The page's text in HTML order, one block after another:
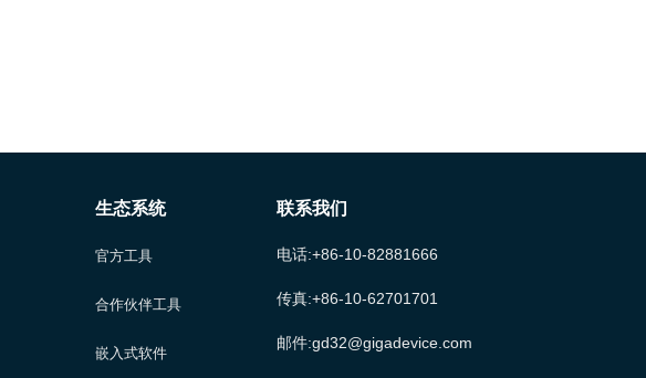
生态系统
官方工具
合作伙伴工具
嵌入式软件
联系我们
电话:+86-10-82881666
传真:+86-10-62701701
邮件:gd32@gigadevice.com